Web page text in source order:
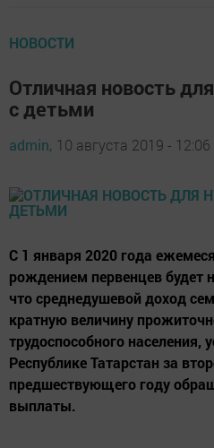
НОВОСТИ
Отличная новость
с детьми
admin, 10 августа 2019 - 12:06
С 1 января 2020 года
рождением первенцев будет
что среднедушевой доход
кратную величину
трудоспособного населения,
Республике Татарстан за
предшествующего году
выплаты.